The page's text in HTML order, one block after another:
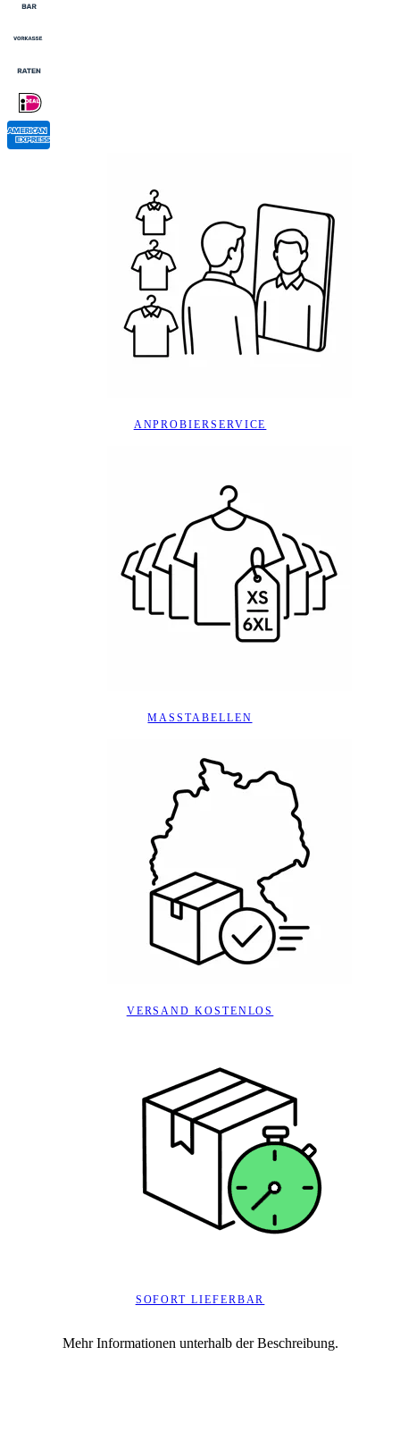
ANPROBIERSERVICE
MASSTABELLEN
VERSAND KOSTENLOS
SOFORT LIEFERBAR
Mehr Informationen unterhalb der Beschreibung.